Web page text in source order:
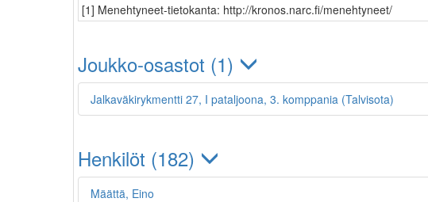
[1] Menehtyneet-tietokanta: http://kronos.narc.fi/menehtyneet/
Joukko-osastot (1)
Jalkaväkirykmentti 27, I pataljoona, 3. komppania (Talvisota)
Henkilöt (182)
Määttä, Eino